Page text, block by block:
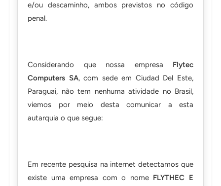
e/ou descaminho, ambos previstos no código
penal.
Considerando que nossa empresa Flytec
Computers SA, com sede em Ciudad Del Este,
Paraguai, não tem nenhuma atividade no Brasil,
viemos por meio desta comunicar a esta
autarquia o que segue:
Em recente pesquisa na internet detectamos que
existe uma empresa com o nome FLYTHEC E